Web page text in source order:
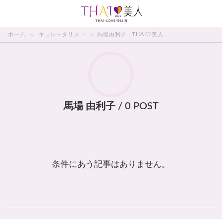
ホーム キュレータリスト 馬場由利子 | THAI♡美人
馬場 由利子 / 0 POST
条件にあう記事はありません。